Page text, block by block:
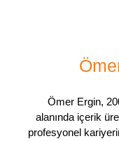
Ömer Ergin,
alanında içerik
profesyonel